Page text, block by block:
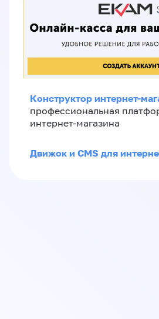
Конструктор интернет-
профессиональная
интернет-магазина
Движок и CMS для